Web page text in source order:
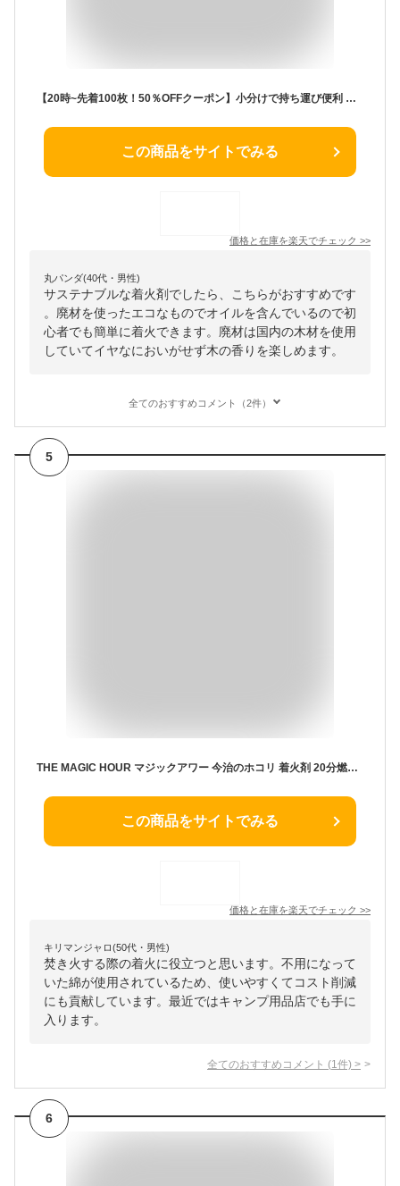
【20時~先着100枚！50％OFFクーポン】小分けで持ち運び便利 エコ 着火剤 着火材 SDGs 社会福祉応援 20個セット 固形 ニオイなし 手作り AND MYSELF ソロキャンプ レジャー アウトドア キャンプ アンドマイセルフ セット
この商品をサイトでみる
価格と在庫を楽天でチェック >>
丸パンダ(40代・男性)
サステナブルな着火剤でしたら、こちらがおすすめです
。廃材を使ったエコなものでオイルを含んでいるので初
心者でも簡単に着火できます。廃材は国内の木材を使用
していてイヤなにおいがせず木の香りを楽しめます。
全てのおすすめコメント（2件）
5
THE MAGIC HOUR マジックアワー 今治のホコリ 着火剤 20分燃焼 付属ケース付き 火起こし 焚き火 バーベキュー BBQ キャンプ用品 ファイヤースターター ファイアースターター ファイアスターター アウトドア 用品 グッズ 【rcn】
この商品をサイトでみる
価格と在庫を楽天でチェック >>
キリマンジャロ(50代・男性)
焚き火する際の着火に役立つと思います。不用になって
いた綿が使用されているため、使いやすくてコスト削減
にも貢献しています。最近ではキャンプ用品店でも手に
入ります。
全てのおすすめコメント (1 件) >
6